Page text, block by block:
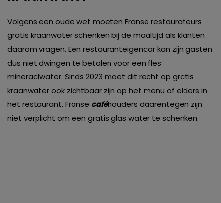
Volgens een oude wet moeten Franse restaurateurs
gratis kraanwater schenken bij de maaltijd als klanten
daarom vragen. Een restauranteigenaar kan zijn gasten
dus niet dwingen te betalen voor een fles
mineraalwater. Sinds 2023 moet dit recht op gratis
kraanwater ook zichtbaar zijn op het menu of elders in
het restaurant. Franse caféhouders daarentegen zijn
niet verplicht om een gratis glas water te schenken.